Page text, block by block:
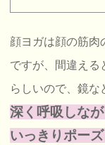
顔ヨガは顔の筋肉
ですが、間違える
らしいので、鏡な
深く呼吸しな
いっきりポー